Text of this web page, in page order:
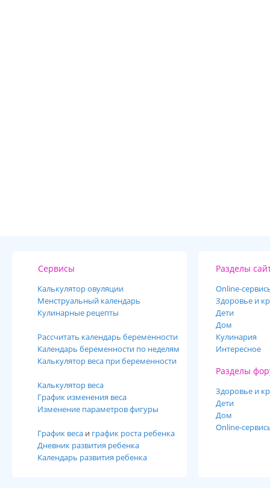
Сервисы
Калькулятор овуляции
Менструальный календарь
Кулинарные рецепты
Рассчитать календарь беременности
Календарь беременности по неделям
Калькулятор веса при беременности
Калькулятор веса
График изменения веса
Изменение параметров фигуры
График веса и график роста ребенка
Дневник развития ребенка
Календарь развития ребенка
Разделы
Online-
Здоровье и
Дети
Дом
Кулинария
Интересное
Разделы
Здоровье и
Дети
Дом
Online-